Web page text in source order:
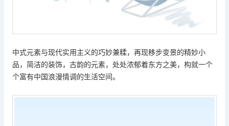
中式元素与现代实用主义的巧妙兼糅，再现移步变景的精妙小
品，简洁的装饰，古韵的元素，处处浓郁着东方之美，构就一个
个富有中国浪漫情调的生活空间。